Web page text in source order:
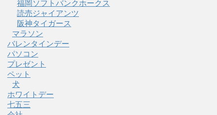
福岡ソフトバンクホークス
読売ジャイアンツ
阪神タイガース
マラソン
バレンタインデー
パソコン
プレゼント
ペット
犬
ホワイトデー
七五三